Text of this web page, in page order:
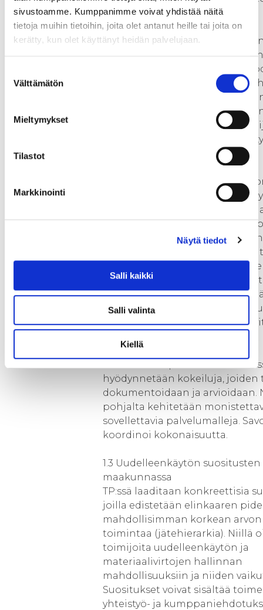
sivustoamme. Kumppanimme voivat yhdistää näitä
tietoja muihin tietoihin, joita olet antanut heille tai joita on
kerätty, kun olet käyttänyt heidän palvelujaan.
valinta
Välttämätön
Mieltymykset
Tilastot
Markkinointi
Näytä tiedot
Salli kaikki
Salli valinta
Kiellä
ekosysteemin toimintakykyä ja
vaikuttavuutta. Ekosysteemin
kehittämisessä keskitytään
yhteiseen suuntaan,
arvolupaukseen. Työkaluina
mm. Savonian ja Sakkyn
kokemuksia sekä
ekosysteemeissä -mallia.
verkoston järjestäytymistä,
roolien selkeyttämistä ja
rakenteiden muotoilua.
1.2 Ratkaisukeskuksen
kehittäminenKehitetään
palvelutarpeen selvityksen
palvelutarjooma, joka vastaa
jäsenten tarpeita ja maakunnan
toimijoiden
muotoillaan ja tuotteistetaan
kokonaisuudeksi. Ne voivat olla
konsultointia, toimijoiden
kiertotalousprojektien
oppimisprojekteja.Tarpeita
yhteiskehittämisen keinoin.
Palvelukonseptien
hyödynnetään kokeiluja, joiden
dokumentoidaan ja arvioidaan.
pohjalta kehitetään
sovellettavia palvelumalleja.
koordinoi kokonaisuutta.
1.3 Uudelleenkäytön
maakunnassa
TP:ssä laaditaan konkreettisia
joilla edistetään elinkaaren
mahdollisimman korkean arvon
toimintaa (jätehierarkia). Niillä
toimijoita uudelleenkäytön ja
materiaalivirtojen hallinnan
mahdollisuuksiin ja niiden
Suositukset voivat sisältää
yhteistyö- ja